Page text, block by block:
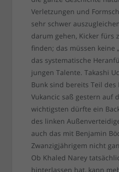
Verletzungen und
sehr schwer
darum gehen, Kicker fürs
finden; das müssen keine
das systematische
jungen Talente. Takashi
Bunk sind bereits Teil des
Vukancic saß gestern auf
wichtigsten dürfte ein
des linken
auch das mit Benjamin
Zwanzigjährigem nicht
Ob Khaled Narey
hinterlassen hat, kann